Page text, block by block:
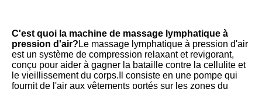
C'est quoi la machine de massage lymphatique à
pression d'air? Le massage lymphatique à pression d'air
est un système de compression relaxant et revigorant,
conçu pour aider à gagner la bataille contre la cellulite et
le vieillissement du corps.Il consiste en une pompe qui
fournit de l'air aux vêtements portés sur les zones du